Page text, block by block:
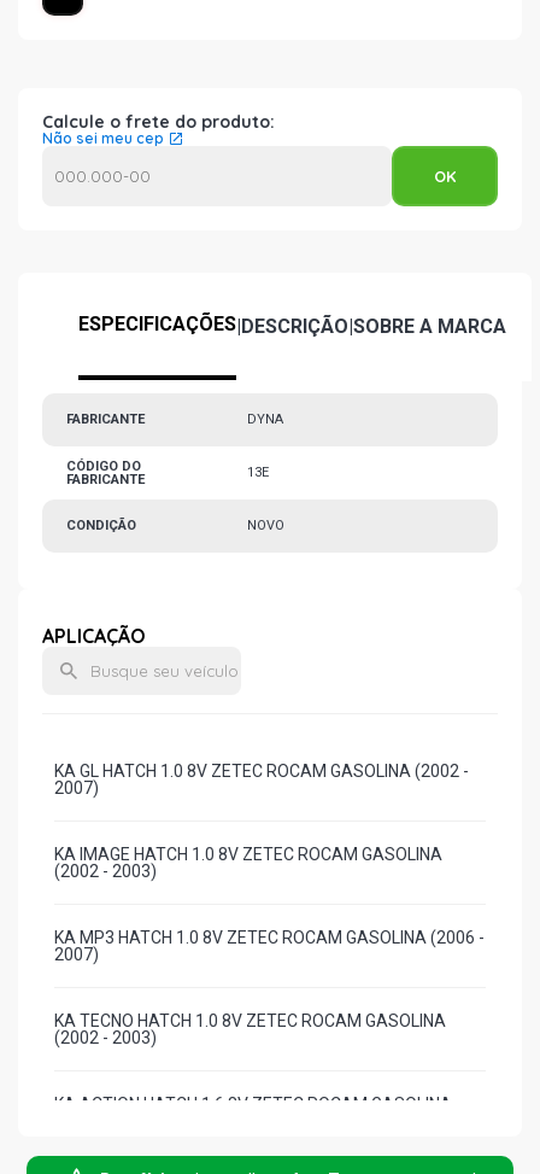
Calcule o frete do produto:
Não sei meu cep
ESPECIFICAÇÕES|DESCRIÇÃO|SOBRE A MARCA
FABRICANTE DYNA
CÓDIGO DO
FABRICANTE
13E
CONDIÇÃO NOVO
APLICAÇÃO
KA GL HATCH 1.0 8V ZETEC ROCAM GASOLINA (2002 -
2007)
KA IMAGE HATCH 1.0 8V ZETEC ROCAM GASOLINA
(2002 - 2003)
KA MP3 HATCH 1.0 8V ZETEC ROCAM GASOLINA (2006 -
2007)
KA TECNO HATCH 1.0 8V ZETEC ROCAM GASOLINA
(2002 - 2003)
KA ACTION HATCH 1.6 8V ZETEC ROCAM GASOLINA